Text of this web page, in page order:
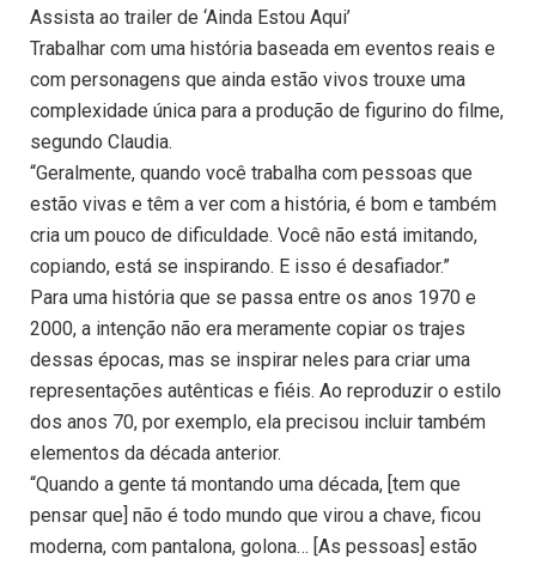
Assista ao trailer de ‘Ainda Estou Aqui’
Trabalhar com uma história baseada em eventos reais e
com personagens que ainda estão vivos trouxe uma
complexidade única para a produção de figurino do filme,
segundo Claudia.
“Geralmente, quando você trabalha com pessoas que
estão vivas e têm a ver com a história, é bom e também
cria um pouco de dificuldade. Você não está imitando,
copiando, está se inspirando. E isso é desafiador.”
Para uma história que se passa entre os anos 1970 e
2000, a intenção não era meramente copiar os trajes
dessas épocas, mas se inspirar neles para criar uma
representações autênticas e fiéis. Ao reproduzir o estilo
dos anos 70, por exemplo, ela precisou incluir também
elementos da década anterior.
“Quando a gente tá montando uma década, [tem que
pensar que] não é todo mundo que virou a chave, ficou
moderna, com pantalona, golona… [As pessoas] estão